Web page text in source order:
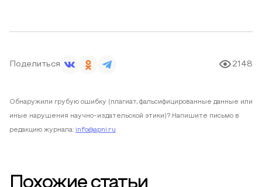
Поделиться 2148
Обнаружили грубую ошибку (плагиат, фальсифицированные данные или
иные нарушения научно-издательской этики)? Напишите письмо в
редакцию журнала: info@apni.ru
Похожие статьи